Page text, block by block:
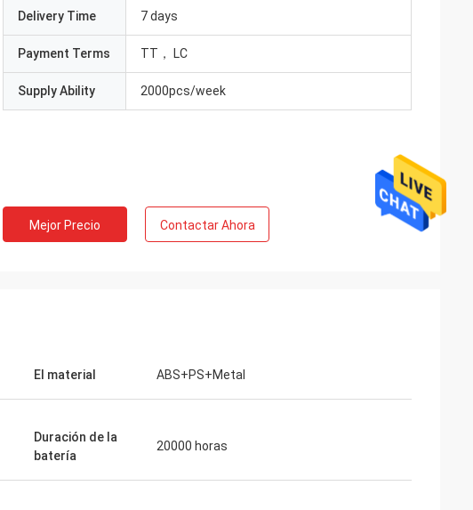
Delivery Time 7 days
Payment Terms TT， LC
Supply Ability 2000pcs/week
Mejor Precio Contactar Ahora
El material ABS+PS+Metal
Duración de la
batería
20000 horas